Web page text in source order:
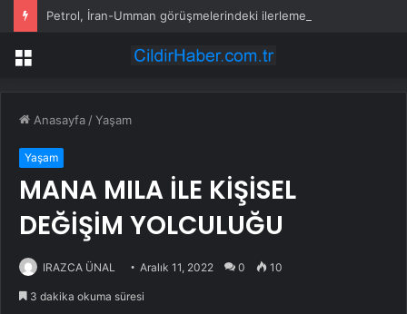
Menü
Anasayfa /Yaşam
Yaşam
MANA MILA İLE KİŞİSEL
DEĞİŞİM YOLCULUĞU
IRAZCA ÜNAL Aralık 11, 2022 0 10
3 dakika okuma süresi